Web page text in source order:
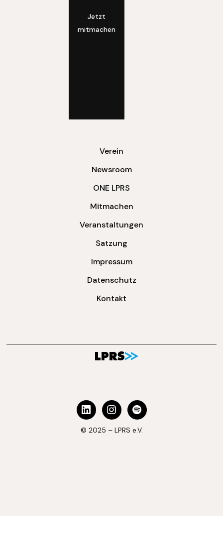
Jetzt
mitmachen
Verein
Newsroom
ONE LPRS
Mitmachen
Veranstaltungen
Satzung
Impressum
Datenschutz
Kontakt
© 2025 – LPRS e.V.